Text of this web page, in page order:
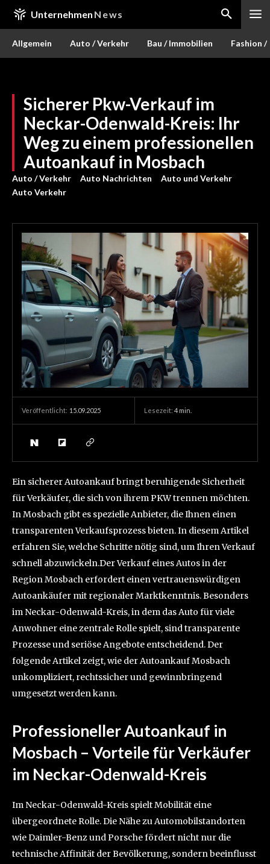
Unternehmen News
Allgemein Auto / Verkehr Bau / Immobilien Fashion /
Sicherer Pkw-Verkauf im
Neckar-Odenwald-Kreis: Ihr
Weg zu einem professionellen
Autoankauf in Mosbach
Auto / Verkehr Auto Nachrichten
Auto und Verkehr
Auto Verkehr
Veröffentlicht: 15.09.2025 Lesezeit: 4 min.
Ein sicherer Autoankauf bringt beruhigende Sicherheit
für Verkäufer, die sich von ihrem PKW trennen möchten.
In Mosbach gibt es spezielle Anbieter, die Ihnen einen
transparenten Verkaufsprozess bieten. In diesem Artikel
erfahren Sie, welche Schritte nötig sind, um Ihren Verkauf
schnell abzuwickeln.Der Verkauf eines Autos in der
Region Mosbach erfordert einen vertrauenswürdigen
Autoankäufer mit regionaler Marktkenntnis. Besonders
im Neckar-Odenwald-Kreis, in dem das Auto für viele
Anwohner eine zentrale Rolle spielt, sind transparente
Prozesse und seriöse Angebote entscheidend. Der
folgende Artikel zeigt, wie der Autoankauf Mosbach
unkompliziert, rechtssicher und gewinnbringend
umgesetzt werden kann.
Professioneller Autoankauf in
Mosbach – Vorteile für Verkäufer
im Neckar-Odenwald-Kreis
Im Neckar-Odenwald-Kreis spielt Mobilität eine
übergeordnete Rolle. Die Nähe zu Automobilstandorten
wie Daimler-Benz und Porsche fördert nicht nur die
technische Affinität der Bevölkerung, sondern beeinflusst